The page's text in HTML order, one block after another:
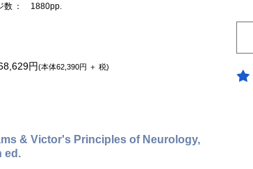
数 ： 1880pp.
円(本体62,390円 ＋ 税)
& Victor's Principles of Neurology,
ed.